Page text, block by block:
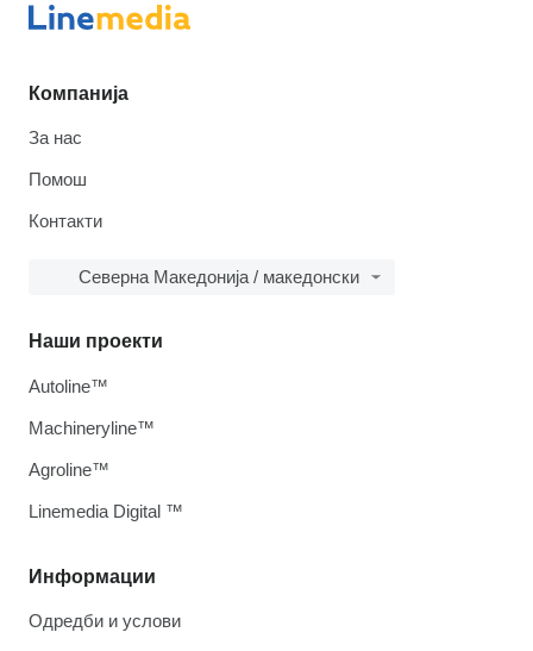
Компанија
За нас
Помош
Контакти
Северна Македонија / македонски
Информации
Одредби и услови
Наши проекти
Autoline™
Machineryline™
Agroline™
Linemedia Digital ™